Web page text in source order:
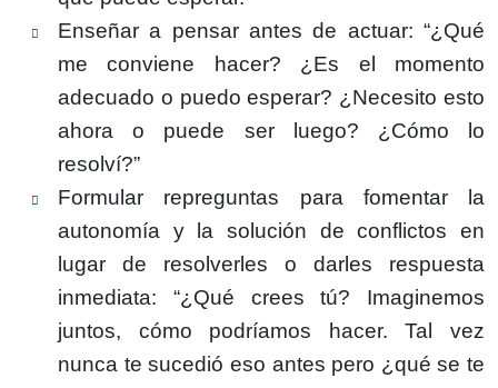
Enseñar a pensar antes de actuar: “¿Qué
me conviene hacer? ¿Es el momento
adecuado o puedo esperar? ¿Necesito esto
ahora o puede ser luego? ¿Cómo lo
resolví?”
Formular repreguntas para fomentar la
autonomía y la solución de conflictos en
lugar de resolverles o darles respuesta
inmediata: “¿Qué crees tú? Imaginemos
juntos, cómo podríamos hacer. Tal vez
nunca te sucedió eso antes pero ¿qué se te